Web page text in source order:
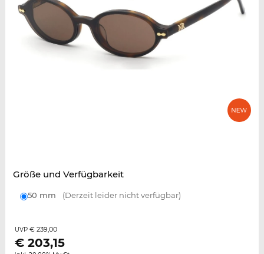
Größe und Verfügbarkeit
50 mm (Derzeit leider nicht verfügbar)
UVP € 239,00
€ 203,15